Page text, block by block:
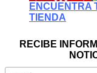
ENCUENTRA
TIENDA
RECIBE